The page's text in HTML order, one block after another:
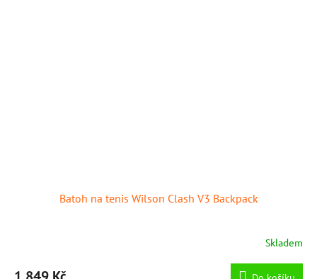
Batoh na tenis Wilson Clash V3 Backpack
Skladem